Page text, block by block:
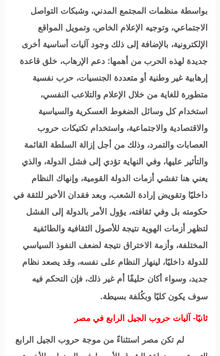
بواسطة منظمات المجتمع المدني، وشبكات التواصل
الاجتماعي، وتوجيه الإعلام الخاص، وتمويل المواقع
الإلكترونية، بالإضافة إلى ذلك وجود آليات أساسية أخرى
جديدة لهذه الحرب من أهمها: دعم الإرهاب، خلق قاعدة
إرهابية غير وطنية أو متعددة الجنسيات، حرب نفسية
متطورة للغاية من خلال الإعلام والتلاعب النفسي،
استخدام كل وسائل الضغوط العسكرية والسياسية
والاقتصادية والاجتماعية، واستخدام تكتيكات حروب
العصابات والتمرد، وذلك من أجل إزالة السلطة القائمة
والتأثير عليها، وفي النهاية تؤدي إلى فشل الدولة، والذي
يعني هنا تفشي أزمات الدولة القومية، وإنهاك النظام
داخليًا وتقويض إرادة الشعب، وبعد فقدان الأخير للثقة في
حكومته بل وفي ثقافته، يؤول الأمر بالدولة إلى الفشل
لتظهر أزمات الهوية نتيجة للأصول الثقافية والطائفية
المختلفة، وأزمة الاختراق نتيجة لضعف النفوذ السياسي
للدولة داخليًا، لينهار النظام على نفسه، وقد يصعد نظام
جديد، وسواء أكان حليفًا أم غير ذلك، فإن التحكم فيه
سوف يكون كليًا وبكُلفة بسيطة.
ثانيًا- آليات حروب الجيل الرابع في مصر
لم تكن مصر استثناءً من موجة حروب الجيل الرابع